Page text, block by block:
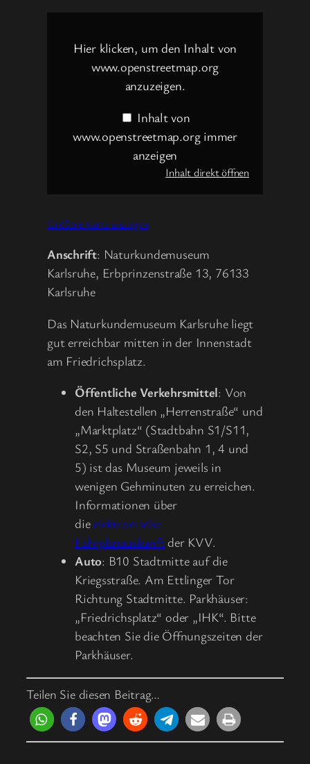
anzeigenHier klicken, um den Inhalt von
www.openstreetmap.org
anzuzeigen.
Inhalt von
www.openstreetmap.org immer
anzeigen
Inhalt direkt öffnen
Größere Karte anzeigen
Anschrift: Naturkundemuseum
Karlsruhe, Erbprinzenstraße 13, 76133
Karlsruhe
Das Naturkundemuseum Karlsruhe liegt
gut erreichbar mitten in der Innenstadt
am Friedrichsplatz.
Öffentliche Verkehrsmittel: Von
den Haltestellen „Herrenstraße“ und
„Marktplatz“ (Stadtbahn S1/S11,
S2, S5 und Straßenbahn 1, 4 und
5) ist das Museum jeweils in
wenigen Gehminuten zu erreichen.
Informationen über
die elektronische
Fahrplanauskunftder KVV.
Auto: B10 Stadtmitte auf die
Kriegsstraße. Am Ettlinger Tor
Richtung Stadtmitte. Parkhäuser:
„Friedrichsplatz“ oder „IHK“. Bitte
beachten Sie die Öffnungszeiten der
Parkhäuser.
Teilen Sie diesen Beitrag…